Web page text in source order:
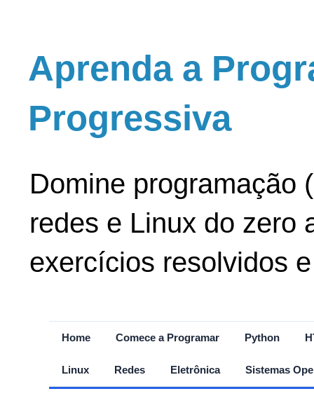
Aprenda a
Progressiva
Domine programação
redes e Linux do zero
exercícios resolvidos
Home Comece a Programar Python
Linux Redes Eletrônica Sistemas